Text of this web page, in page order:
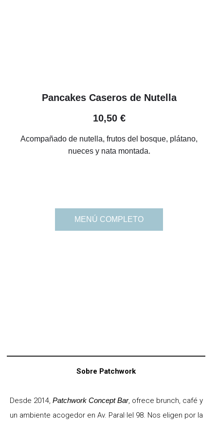
Pancakes Caseros de Nutella
10,50 €
Acompañado de nutella, frutos del bosque, plátano,
nueces y nata montada.
MENÚ COMPLETO
Sobre Patchwork
Desde 2014, Patchwork Concept Bar, ofrece brunch, café y
un ambiente acogedor en Av. Paral·lel 98. Nos eligen por la